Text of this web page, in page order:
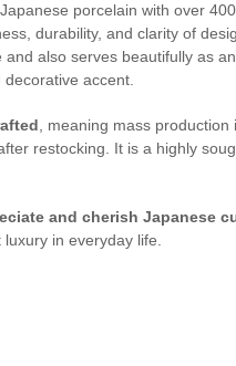
Japanese porcelain with over
durability, and clarity of
also serves beautifully as an
decorative accent.
, meaning mass
restocking. It is a highly
and cherish Japanese
in everyday life.